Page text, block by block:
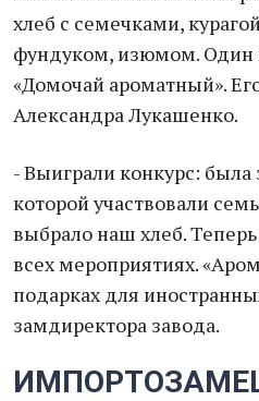
хлеб с семечками,
фундуком, изюмом. Один
«Домочай ароматный».
Александра Лукашенко.
- Выиграли конкурс: была
которой участвовали
выбрало наш хлеб.
всех мероприятиях.
подарках для
замдиректора завода.